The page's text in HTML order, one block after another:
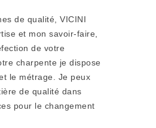
de qualité, VICINI
et mon savoir-faire,
de votre
charpente je dispose
le métrage. Je peux
de qualité dans
pour le changement